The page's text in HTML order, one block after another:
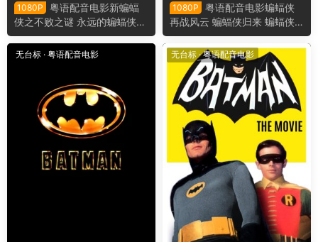
1080P
粤语配音电影新蝙蝠
侠之不败之谜 永远的蝙蝠侠
蝙蝠侠3 Batman Forever
1080P
粤语配音电影蝙蝠侠
再战风云 蝙蝠侠归来 蝙蝠侠2
Batman Returns
无台标 · 粤语配音电影 无台标 ·粤语配音电影